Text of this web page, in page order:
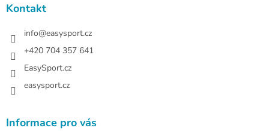
Kontakt
info@easysport.cz
+420 704 357 641
EasySport.cz
easysport.cz
Informace pro vás